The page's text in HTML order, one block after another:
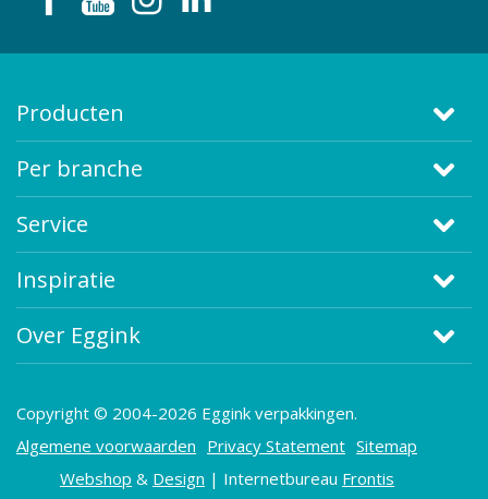
Producten
Per branche
Service
Inspiratie
Over Eggink
Copyright © 2004-2026 Eggink verpakkingen.
Algemene voorwaarden Privacy Statement Sitemap
Webshop & Design | Internetbureau Frontis